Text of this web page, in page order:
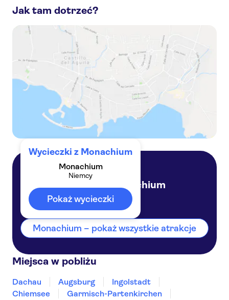
atrakcje:
Wycieczka pociągiem z Monachium do zamku Neuschwanstein
Wycieczka z przewodnikiem do Miejsca Pamięci Obozu Koncentracyjnego Dachau z Monachium
Jak tam dotrzeć?
Wycieczki z Monachium
Monachium
Niemcy
Pokaż wycieczki
Monachium
Niemcy
Monachium – pokaż wszystkie atrakcje
Miejsca w pobliżu
Dachau Augsburg
Ingolstadt
Chiemsee
Garmisch-Partenkirchen